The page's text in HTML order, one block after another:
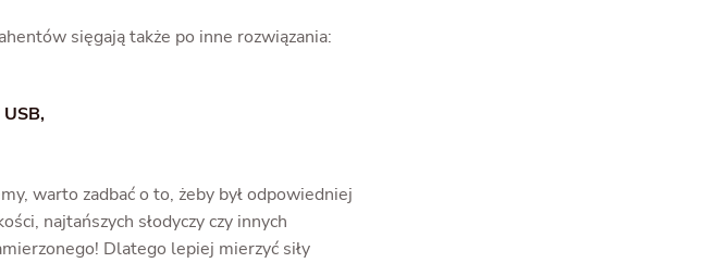
sięgają także po inne rozwiązania:
warto zadbać o to, żeby był odpowiedniej
najtańszych słodyczy czy innych
Dlatego lepiej mierzyć siły